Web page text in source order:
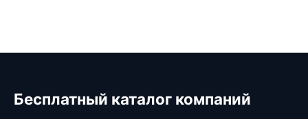
Бесплатный каталог компаний